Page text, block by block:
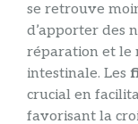
se retrouve
d’apporter des
réparation et le
intestinale. Les
crucial en
favorisant la